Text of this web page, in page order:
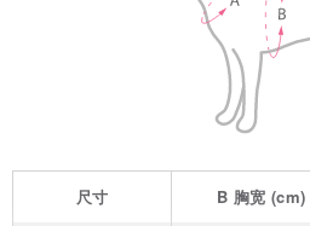
尺寸 B 胸宽 (cm)